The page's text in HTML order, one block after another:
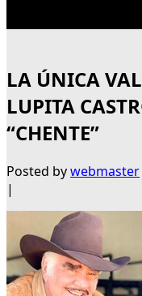
LA ÚNICA
LUPITA
“CHENTE”
Posted bywebmaster
|